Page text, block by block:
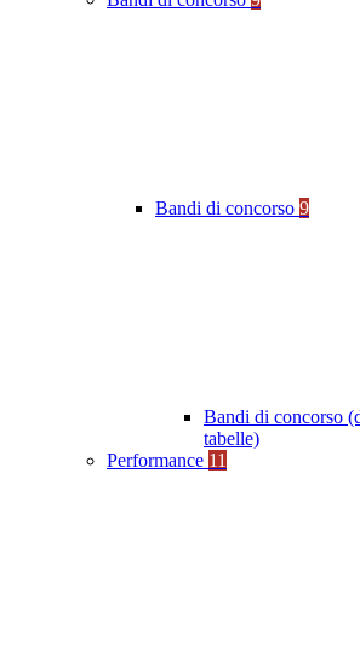
Bandi di concorso 9
Bandi di concorso
tabelle)
Performance 11